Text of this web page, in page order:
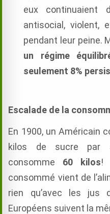
eux continuaient
antisocial, violent,
pendant leur peine.
un régime
seulement 8%
Escalade de la
En 1900, un Américain
kilos de sucre par
consomme 60 kilos!
consommé vient de
rien qu’avec les jus
Européens suivent la